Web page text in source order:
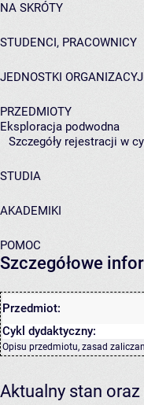
NA SKRÓTY
STUDENCI, PRACOWNICY
JEDNOSTKI
PRZEDMIOTY
Eksploracja podwodna
Szczegóły rejestracji w
STUDIA
AKADEMIKI
POMOC
Szczegółowe
Przedmiot:
Cykl dydaktyczny:
Opisu przedmiotu, zasad
Aktualny stan